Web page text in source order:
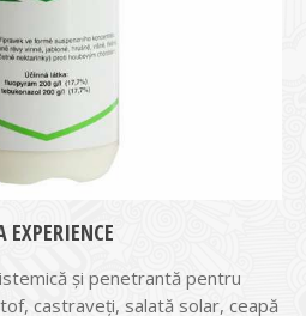
EXPERIENCE
şi penetrantă pentru
castraveţi, salată solar, ceapă